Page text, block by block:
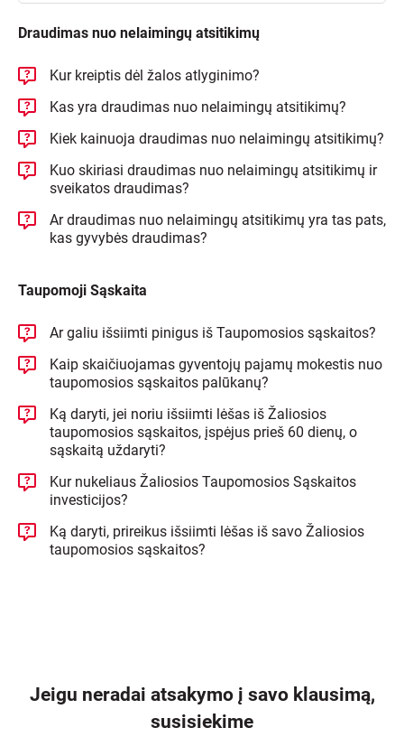
Draudimas nuo nelaimingų atsitikimų
Kur kreiptis dėl žalos atlyginimo?
Kas yra draudimas nuo nelaimingų atsitikimų?
Kiek kainuoja draudimas nuo nelaimingų atsitikimų?
Kuo skiriasi draudimas nuo nelaimingų atsitikimų ir
sveikatos draudimas?
Ar draudimas nuo nelaimingų atsitikimų yra tas pats,
kas gyvybės draudimas?
Taupomoji Sąskaita
Ar galiu išsiimti pinigus iš Taupomosios sąskaitos?
Kaip skaičiuojamas gyventojų pajamų mokestis nuo
taupomosios sąskaitos palūkanų?
Ką daryti, jei noriu išsiimti lėšas iš Žaliosios
taupomosios sąskaitos, įspėjus prieš 60 dienų, o
sąskaitą uždaryti?
Kur nukeliaus Žaliosios Taupomosios Sąskaitos
investicijos?
Ką daryti, prireikus išsiimti lėšas iš savo Žaliosios
taupomosios sąskaitos?
Jeigu neradai atsakymo į savo klausimą,
susisiekime